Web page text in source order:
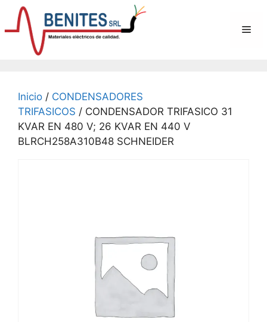
Saltar
contenido
Inicio / CONDENSADORES
TRIFASICOS / CONDENSADOR TRIFASICO 31
KVAR EN 480 V; 26 KVAR EN 440 V
BLRCH258A310B48 SCHNEIDER